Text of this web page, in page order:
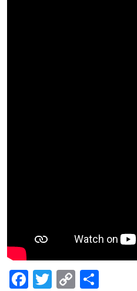
Facebook
Twitter
Copy